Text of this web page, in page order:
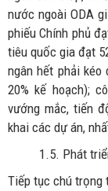
nước ngoài ODA
phiếu Chính phủ
tiêu quốc gia đạt
ngân hết phải
20% kế hoạch);
vướng mắc, tiến
khai các dự án,
1.5. Phát triển
Tiếp tục chú trọng